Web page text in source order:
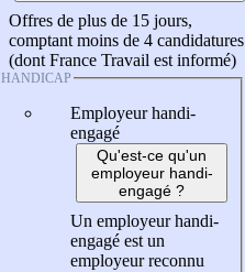
Offres de plus de 15 jours,
comptant moins de 4 candidatures
(dont France Travail est informé)
HANDICAP
Employeur handi-
engagé
Qu'est-ce qu'un
employeur handi-
engagé ?
Un employeur handi-
engagé est un
employeur reconnu